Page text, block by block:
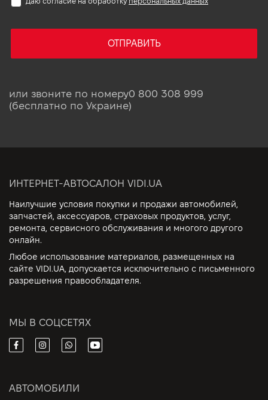
ОТПРАВИТЬ
или звоните по номеру0 800 308 999
(бесплатно по Украине)
ИНТЕРНЕТ-АВТОСАЛОН VIDI.UA
Наилучшие условия покупки и продажи автомобилей,
запчастей, аксессуаров, страховых продуктов, услуг,
ремонта, сервисного обслуживания и многого другого
онлайн.
Любое использование материалов, размещенных на
сайте VIDI.UA, допускается исключительно с письменного
разрешения правообладателя.
МЫ В СОЦСЕТЯХ
АВТОМОБИЛИ